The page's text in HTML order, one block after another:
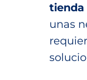
tienda
unas